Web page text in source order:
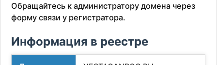
Обращайтесь к администратору домена через
форму связи у регистратора.
Информация в реестре